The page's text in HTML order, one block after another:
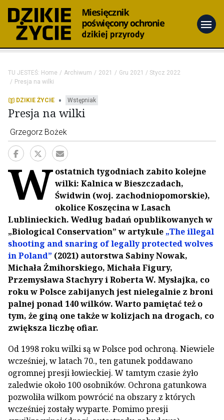
menu
TU JESTEŚ: Home Archiwum 2021
Gru 2021 / Stycz 2022
Presja na wilki
DZIKIE ŻYCIE • Wstępniak
Presja na wilki
Grzegorz Bożek
W ostatnich tygodniach zabito kolejne
wilki: Kalnica w Bieszczadach,
Świdwin (woj. zachodniopomorskie),
okolice Koszęcina w Lasach
Lublinieckich. Według badań opublikowanych w
„Biological Conservation” w artykule „The illegal
shooting and snaring of legally protected wolves
in Poland” (2021) autorstwa Sabiny Nowak,
Michała Żmihorskiego, Michała Figury,
Przemysława Stachyry i Roberta W. Mysłajka, co
roku w Polsce zabijanych jest nielegalnie z broni
palnej ponad 140 wilków. Warto pamiętać też o
tym, że giną one także w kolizjach na drogach, co
zwiększa liczbę ofiar.
Od 1998 roku wilki są w Polsce pod ochroną. Niewiele
wcześniej, w latach 70., ten gatunek poddawano
ogromnej presji łowieckiej. W tamtym czasie żyło
zaledwie około 100 osobników. Ochrona gatunkowa
pozwoliła wilkom powrócić na obszary z których
wcześniej zostały wyparte. Pomimo presji